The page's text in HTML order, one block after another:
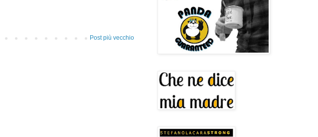
Post più vecchio